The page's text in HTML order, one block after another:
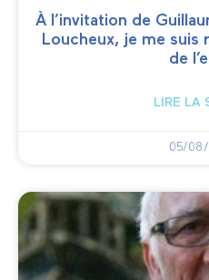
À l’invitation de
Loucheux, je me suis
de
LIRE LA
05/